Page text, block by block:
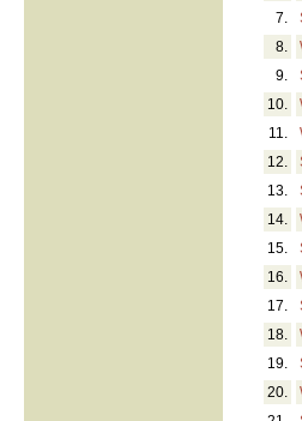
7.
8.
9.
10.
11.
12.
13.
14.
15.
16.
17.
18.
19.
20.